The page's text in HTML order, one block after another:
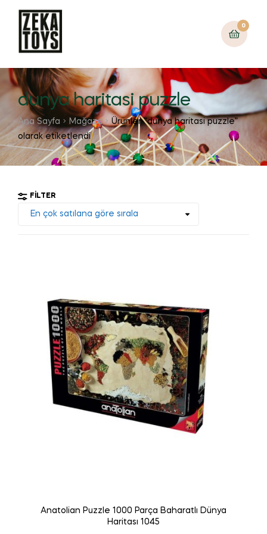
0
dunya haritasi puzzle
Ana Sayfa Mağaza
Ürünler “dunya haritasi puzzle”
olarak etiketlendi
FILTER
Anatolian Puzzle 1000 Parça Baharatlı Dünya
Haritası 1045